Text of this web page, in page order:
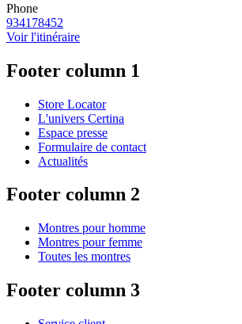
Phone
934178452
Voir l'itinéraire
Footer column 1
Store Locator
L'univers Certina
Espace presse
Formulaire de contact
Actualités
Footer column 2
Montres pour homme
Montres pour femme
Toutes les montres
Footer column 3